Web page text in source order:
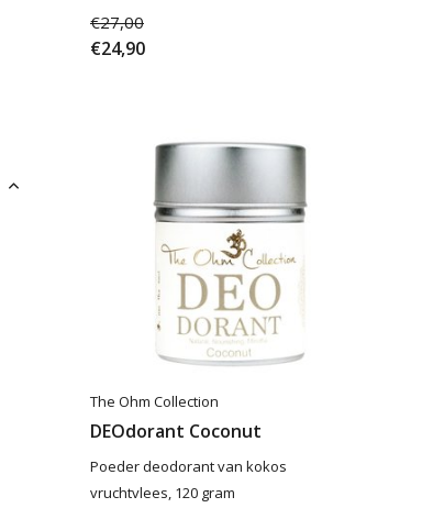
€27,00
€24,90
The Ohm Collection
DEOdorant Coconut
Poeder deodorant van kokos
vruchtvlees, 120 gram